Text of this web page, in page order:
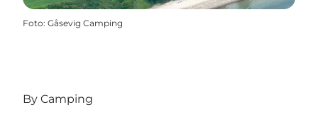
Foto: Gåsevig Camping
By Camping